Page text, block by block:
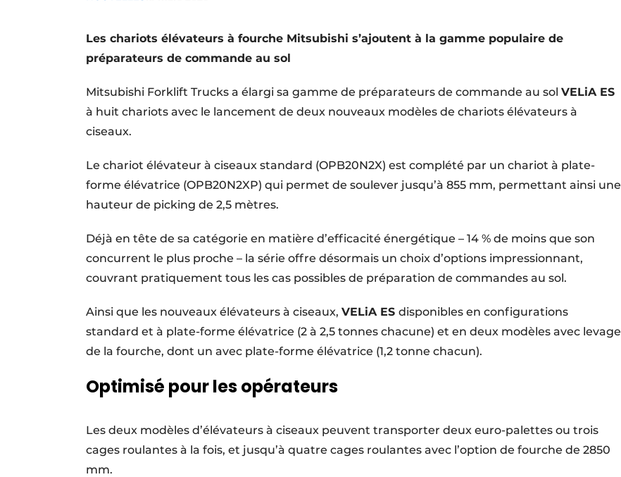
Video’s
Les chariots élévateurs à fourche Mitsubishi s’ajoutent à la gamme populaire de
préparateurs de commande au sol
Mitsubishi Forklift Trucks a élargi sa gamme de préparateurs de commande au sol VELiA ES
à huit chariots avec le lancement de deux nouveaux modèles de chariots élévateurs à
ciseaux.
Le chariot élévateur à ciseaux standard (OPB20N2X) est complété par un chariot à plate-
forme élévatrice (OPB20N2XP) qui permet de soulever jusqu’à 855 mm, permettant ainsi une
hauteur de picking de 2,5 mètres.
Déjà en tête de sa catégorie en matière d’efficacité énergétique – 14 % de moins que son
concurrent le plus proche – la série offre désormais un choix d’options impressionnant,
couvrant pratiquement tous les cas possibles de préparation de commandes au sol.
Ainsi que les nouveaux élévateurs à ciseaux, VELiA ES disponibles en configurations
standard et à plate-forme élévatrice (2 à 2,5 tonnes chacune) et en deux modèles avec levage
de la fourche, dont un avec plate-forme élévatrice (1,2 tonne chacun).
Optimisé pour les opérateurs
Les deux modèles d’élévateurs à ciseaux peuvent transporter deux euro-palettes ou trois
cages roulantes à la fois, et jusqu’à quatre cages roulantes avec l’option de fourche de 2850
mm.